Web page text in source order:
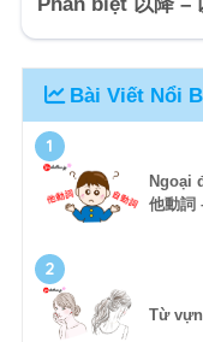
Bài Viết Nổi
1
Ngoại
他動詞
2
Từ